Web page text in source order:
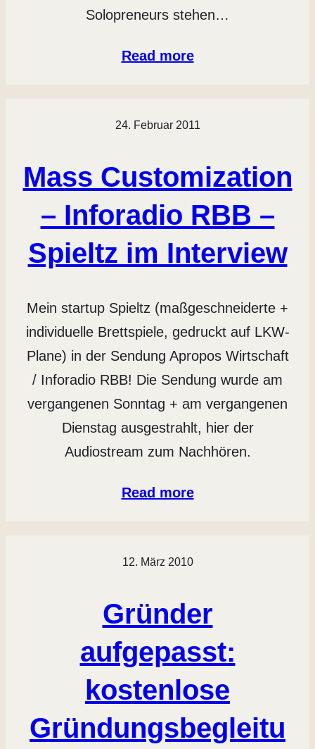
Solopreneurs stehen…
Read more
24. Februar 2011
Mass Customization
– Inforadio RBB –
Spieltz im Interview
Mein startup Spieltz (maßgeschneiderte +
individuelle Brettspiele, gedruckt auf LKW-
Plane) in der Sendung Apropos Wirtschaft
/ Inforadio RBB! Die Sendung wurde am
vergangenen Sonntag + am vergangenen
Dienstag ausgestrahlt, hier der
Audiostream zum Nachhören.
Read more
12. März 2010
Gründer
aufgepasst:
kostenlose
Gründungsbegleitu